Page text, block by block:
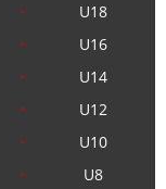
U18
U16
U14
U12
U10
U8